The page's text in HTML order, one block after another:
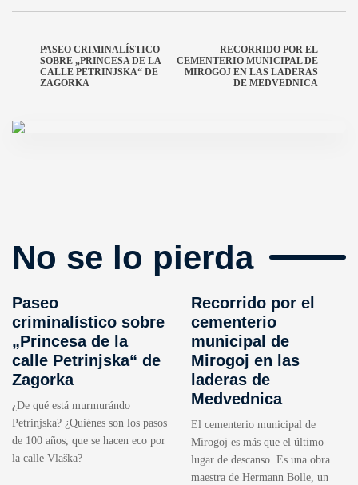
PASEO CRIMINALÍSTICO
SOBRE „PRINCESA DE LA
CALLE PETRINJSKA“ DE
ZAGORKA
RECORRIDO POR EL
CEMENTERIO MUNICIPAL DE
MIROGOJ EN LAS LADERAS
DE MEDVEDNICA
No se lo pierda
Paseo
criminalístico sobre
„Princesa de la
calle Petrinjska“ de
Zagorka
¿De qué está murmurándo
Petrinjska? ¿Quiénes son los pasos
de 100 años, que se hacen eco por
la calle Vlaška?
Recorrido por el
cementerio
municipal de
Mirogoj en las
laderas de
Medvednica
El cementerio municipal de
Mirogoj es más que el último
lugar de descanso. Es una obra
maestra de Hermann Bolle, un